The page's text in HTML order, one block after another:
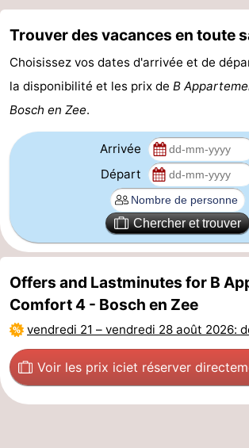
des
Adresses
Îles
de
Frise
-
Schiermonnikoog
Ameland
-
Terschelling
-
Vlieland
Hollande-
Septentrionale
-
Nature
Schoorlse
-
Bergen
-
Trouver des vacances en toute
Choisissez vos dates d'arrivée et de
la disponibilité et les prix de B
Bosch en Zee.
Arrivée
Départ
Chercher et trouver
Offers and Lastminutes for B
Comfort 4 - Bosch en Zee
vendredi 21 – vendredi 28 août 2026:
Voir les prix iciet réserver